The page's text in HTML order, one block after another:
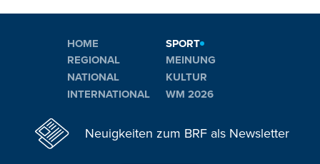
HOME
REGIONAL
NATIONAL
INTERNATIONAL
SPORT
MEINUNG
KULTUR
WM 2026
Neuigkeiten zum BRF als Newsletter